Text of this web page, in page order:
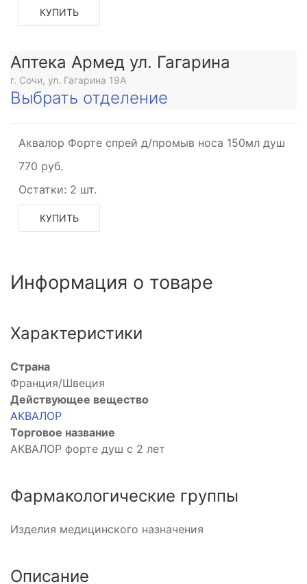
КУПИТЬ
Аптека Армед ул. Гагарина
г. Сочи, ул. Гагарина 19А
Выбрать отделение
Аквалор Форте спрей д/промыв носа 150мл душ
770 руб.
Остатки: 2 шт.
КУПИТЬ
Информация о товаре
Характеристики
Страна
Франция/Швеция
Действующее вещество
АКВАЛОР
Торговое название
АКВАЛОР форте душ с 2 лет
Фармакологические группы
Изделия медицинского назначения
Описание